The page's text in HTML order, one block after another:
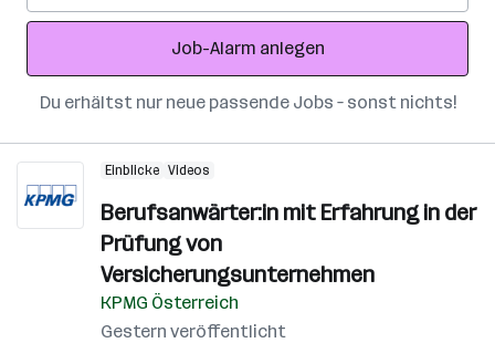
Adresse
Job-Alarm anlegen
Du erhältst nur neue passende Jobs – sonst nichts!
Einblicke Videos
Berufsanwärter:in mit Erfahrung in der
Prüfung von
Versicherungsunternehmen
KPMG Österreich
Gestern veröffentlicht